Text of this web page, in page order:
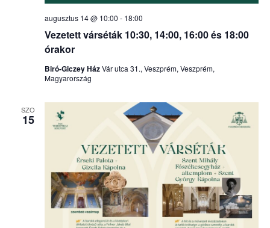
Vezetett várséták 10:30, 14:00, 16:00 és 18:00
órakor
augusztus 14 @ 10:00 - 18:00
Biró-Giczey HázVár utca 31., Veszprém, Veszprém,
Magyarország
SZO
15